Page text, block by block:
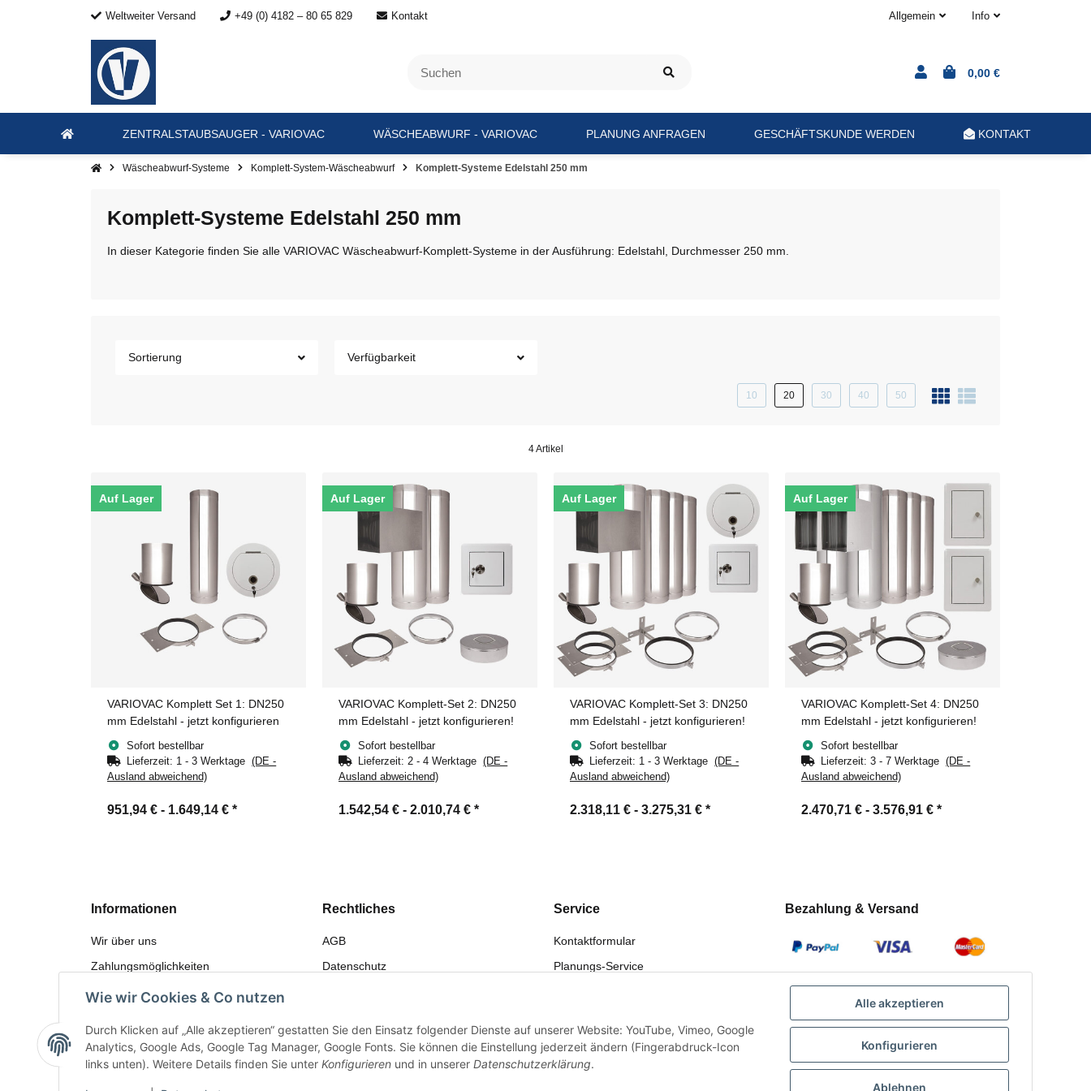
Weltweiter Versand +49 (0) 4182 – 80 65 829 Kontakt Allgemein Info
0,00 €
ZENTRALSTAUBSAUGER - VARIOVAC WÄSCHEABWURF - VARIOVAC PLANUNG ANFRAGEN GESCHÄFTSKUNDE WERDEN KONTAKT
Wäscheabwurf-Systeme Komplett-System-Wäscheabwurf Komplett-Systeme Edelstahl 250 mm
Komplett-Systeme Edelstahl 250 mm
In dieser Kategorie finden Sie alle VARIOVAC Wäscheabwurf-Komplett-Systeme in der Ausführung: Edelstahl, Durchmesser 250 mm.
Sortierung Verfügbarkeit
10 20 30 40 50
4 Artikel
Auf Lager
VARIOVAC Komplett Set 1: DN250
mm Edelstahl - jetzt konfigurieren
Sofort bestellbar
Lieferzeit: 1 - 3 Werktage(DE -
Ausland abweichend)
951,94 € - 1.649,14 € *
Auf Lager
VARIOVAC Komplett-Set 2: DN250
mm Edelstahl - jetzt konfigurieren!
Sofort bestellbar
Lieferzeit:2 - 4 Werktage(DE -
Ausland abweichend)
1.542,54 € - 2.010,74 € *
Auf Lager
VARIOVAC Komplett-Set 3: DN250
mm Edelstahl - jetzt konfigurieren!
Sofort bestellbar
Lieferzeit: 1 - 3 Werktage(DE -
Ausland abweichend)
2.318,11 € - 3.275,31 € *
Auf Lager
VARIOVAC Komplett-Set 4: DN250
mm Edelstahl - jetzt konfigurieren!
Sofort bestellbar
Lieferzeit:3 - 7 Werktage(DE -
Ausland abweichend)
2.470,71 € - 3.576,91 € *
Informationen
Wir über uns
Zahlungsmöglichkeiten
Versandinformationen
Bewerten
Rechtliches
AGB
Datenschutz
Impressum
Service
Kontaktformular
Planungs-Service
Retouren-Service
Bezahlung & Versand
Wie wir Cookies & Co nutzen
Durch Klicken auf „Alle akzeptieren“ gestatten Sie den Einsatz folgender Dienste auf unserer Website: YouTube, Vimeo, Google
Analytics, Google Ads, Google Tag Manager, Google Fonts. Sie können die Einstellung jederzeit ändern (Fingerabdruck-Icon
links unten). Weitere Details finden Sie unter Konfigurieren und in unserer Datenschutzerklärung.
Alle akzeptieren
Konfigurieren
Ablehnen